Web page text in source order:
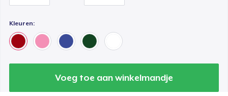
Kleuren:
Voeg toe aan winkelmandje